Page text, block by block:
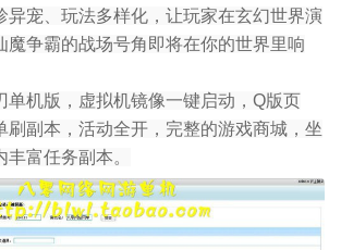
异宠、玩法多样化，让玩家在玄幻世界演
魔争霸的战场号角即将在你的世界里响
单机版，虚拟机镜像一键启动，Q版页
刷副本，活动全开，完整的游戏商城，坐
富任务副本。